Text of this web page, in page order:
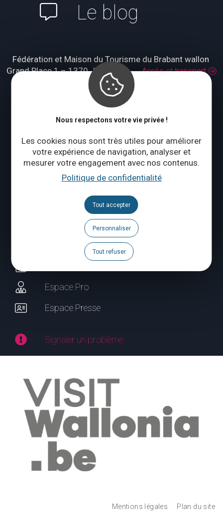
Nous respectons votre vie privée !
Les cookies nous sont très utiles pour améliorer
votre expérience de navigation, analyser et
mesurer votre engagement avec nos contenus.
Politique de confidentialité
Tout accepter
Personnaliser
Tout refuser
Le blog
Fédération et Maison du Tourisme du Brabant wallon
Grand Place 1 – 1370 JodoigneAccès et transport
+32 (0)10 56 09 70
Lundi : fermé
Mardi à jeudi : 09:00 – 17:00
Vendredi à dimanche : 10:00 – 18:00
Qui sommes-nous ?
Suivez-nous
Espace Pro
Espace Presse
Signaler un problème
Mentions légales Plan du site